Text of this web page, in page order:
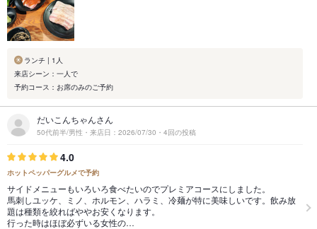
ランチ | 1人
来店シーン：一人で
予約コース：お席のみのご予約
だいこんちゃんさん
50代前半/男性・来店日：2026/07/30・4回の投稿
4.0
ホットペッパーグルメで予約
サイドメニューもいろいろ食べたいのでプレミアコースにしました。
馬刺しユッケ、ミノ、ホルモン、ハラミ、冷麺が特に美味しいです。飲み放
題は種類を絞ればややお安くなります。
行った時はほぼ必ずいる女性の…